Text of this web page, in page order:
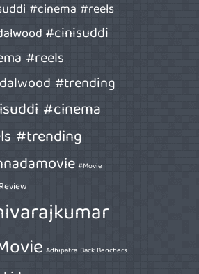
#cinema #reels
#cinisuddi
#reels
#trending
#cinema
#trending
#Movie
Adhipatra Back Benchers